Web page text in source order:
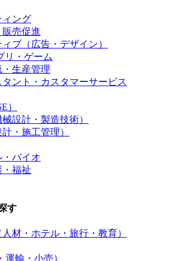
ィング
売促進
ブ（広告・デザイン）
リ・ゲーム
生産管理
ント・カスタマーサービス
）
設計・製造技術）
・施工管理）
・バイオ
・福祉
す
材・ホテル・旅行・教育）
運輸・小売）